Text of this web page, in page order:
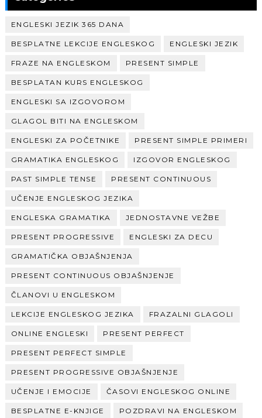
ENGLESKI JEZIK 365 DANA
BESPLATNE LEKCIJE ENGLESKOG ENGLESKI JEZIK
FRAZE NA ENGLESKOM PRESENT SIMPLE
BESPLATAN KURS ENGLESKOG
ENGLESKI SA IZGOVOROM
GLAGOL BITI NA ENGLESKOM
ENGLESKI ZA POČETNIKE PRESENT SIMPLE PRIMERI
GRAMATIKA ENGLESKOG IZGOVOR ENGLESKOG
PAST SIMPLE TENSE PRESENT CONTINUOUS
UČENJE ENGLESKOG JEZIKA
ENGLESKA GRAMATIKA JEDNOSTAVNE VEŽBE
PRESENT PROGRESSIVE ENGLESKI ZA DECU
GRAMATIČKA OBJAŠNJENJA
PRESENT CONTINUOUS OBJAŠNJENJE
ČLANOVI U ENGLESKOM
LEKCIJE ENGLESKOG JEZIKA FRAZALNI GLAGOLI
ONLINE ENGLESKI PRESENT PERFECT
PRESENT PERFECT SIMPLE
PRESENT PROGRESSIVE OBJAŠNJENJE
UČENJE I EMOCIJE ČASOVI ENGLESKOG ONLINE
BESPLATNE E-KNJIGE POZDRAVI NA ENGLESKOM